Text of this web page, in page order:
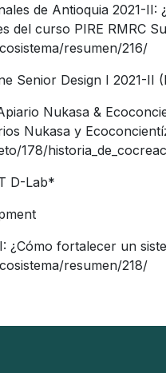
de Antioquia 2021-
del curso PIRE RMRC
resumen/216/
Senior Design I 2021-II
Nukasa &
Nukasa y
178/
D-Lab*
¿Cómo fortalecer un
resumen/218/